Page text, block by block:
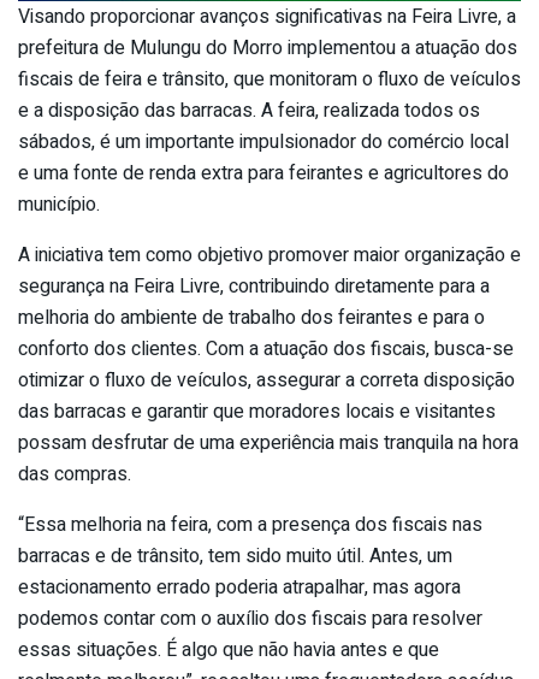
Visando proporcionar avanços significativas na Feira Livre, a
prefeitura de Mulungu do Morro implementou a atuação dos
fiscais de feira e trânsito, que monitoram o fluxo de veículos
e a disposição das barracas. A feira, realizada todos os
sábados, é um importante impulsionador do comércio local
e uma fonte de renda extra para feirantes e agricultores do
município.
A iniciativa tem como objetivo promover maior organização e
segurança na Feira Livre, contribuindo diretamente para a
melhoria do ambiente de trabalho dos feirantes e para o
conforto dos clientes. Com a atuação dos fiscais, busca-se
otimizar o fluxo de veículos, assegurar a correta disposição
das barracas e garantir que moradores locais e visitantes
possam desfrutar de uma experiência mais tranquila na hora
das compras.
“Essa melhoria na feira, com a presença dos fiscais nas
barracas e de trânsito, tem sido muito útil. Antes, um
estacionamento errado poderia atrapalhar, mas agora
podemos contar com o auxílio dos fiscais para resolver
essas situações. É algo que não havia antes e que